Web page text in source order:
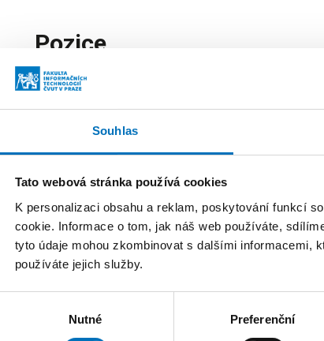
Souhlas
Tato webová stránka používá cookies
K personalizaci obsahu a reklam, poskytování funkcí
cookie. Informace o tom, jak náš web používáte,
tyto údaje mohou zkombinovat s dalšími informacemi,
používáte jejich služby.
Nutné Preferenční
Pozice
absolvent
zaměstnanec Katedra
externí učitel Katedra
zaměstnanec
externí učitel Katedra